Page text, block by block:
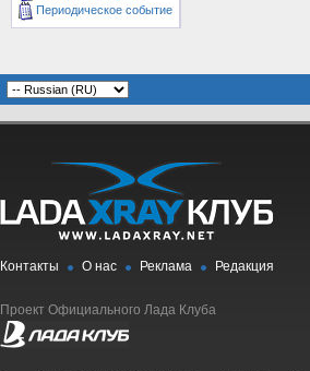
Периодическое событие
Контакты О нас Реклама Редакция
Проект Официального Лада Клуба